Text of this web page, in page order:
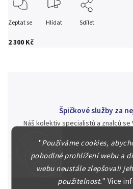
"Používáme cookies,
pohodlné prohlížení webu a
webu neustále zlepšovali
použitelnost." Více
2 300 Kč
Zeptat se Hlídat Sdílet
Špičkové služby za
Náš kolektiv specialistů a znalců se
aukci nebo Vám poradíme